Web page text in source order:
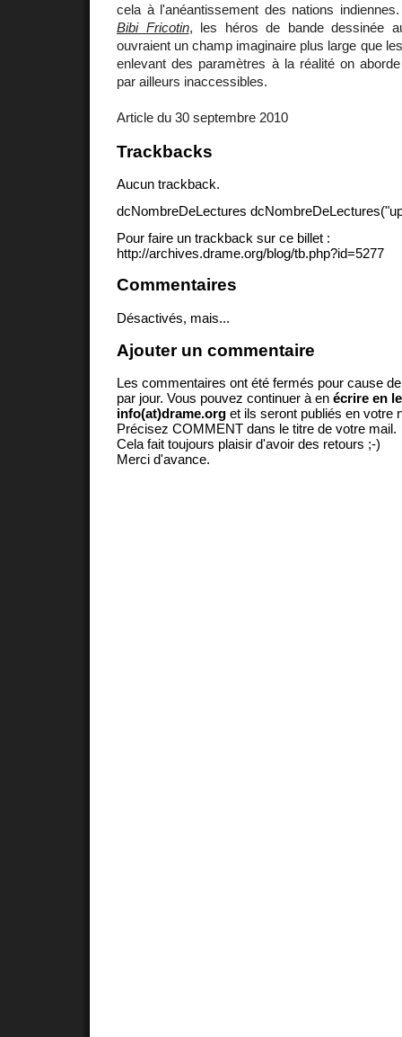
cela à l'anéantissement des nations
Bibi Fricotin, les héros de bande dessinée
ouvraient un champ imaginaire plus large que
enlevant des paramètres à la réalité on
par ailleurs inaccessibles.
Article du 30 septembre 2010
Trackbacks
Aucun trackback.
dcNombreDeLectures
Pour faire un trackback sur ce billet :
http://archives.drame.org/blog/tb.php?id=5277
Commentaires
Désactivés, mais...
Ajouter un commentaire
Les commentaires ont été fermés pour cause
par jour. Vous pouvez continuer à en écrire en
info(at)drame.org et ils seront publiés en votre
Précisez COMMENT dans le titre de votre mail.
Cela fait toujours plaisir d'avoir des retours ;-)
Merci d'avance.